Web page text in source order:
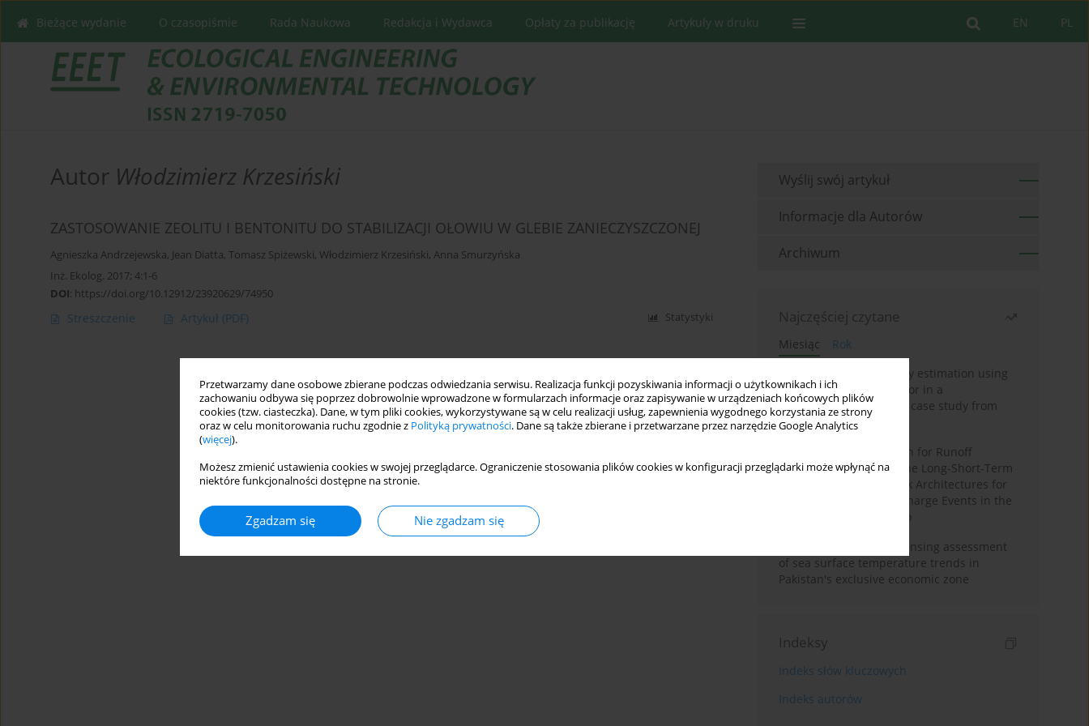
Przetwarzamy dane osobowe zbierane podczas odwiedzania serwisu. Realizacja funkcji pozyskiwania informacji o użytkownikach i ich
zachowaniu odbywa się poprzez dobrowolnie wprowadzone w formularzach informacje oraz zapisywanie w urządzeniach końcowych plików
cookies (tzw. ciasteczka). Dane, w tym pliki cookies, wykorzystywane są w celu realizacji usług, zapewnienia wygodnego korzystania ze strony
oraz w celu monitorowania ruchu zgodnie z Polityką prywatności. Dane są także zbierane i przetwarzane przez narzędzie Google Analytics
(więcej).
Możesz zmienić ustawienia cookies w swojej przeglądarce. Ograniczenie stosowania plików cookies w konfiguracji przeglądarki może wpłynąć na
niektóre funkcjonalności dostępne na stronie.
Zgadzam się Nie zgadzam się
PL
EN
Bieżące wydanie O czasopiśmie Rada Naukowa Redakcja i Wydawca Opłaty za publikację Artykuły w druku
Autor Włodzimierz Krzesiński
ZASTOSOWANIE ZEOLITU I BENTONITU DO STABILIZACJI OŁOWIU W GLEBIE ZANIECZYSZCZONEJ
Agnieszka Andrzejewska, Jean Diatta, Tomasz Spiżewski, Włodzimierz Krzesiński, Anna Smurzyńska
Inż. Ekolog. 2017; 4:1-6
DOI: https://doi.org/10.12912/23920629/74950
Streszczenie Artykuł (PDF) Statystyki
Wyślij swój artykuł
Informacje dla Autorów
Archiwum
Najczęściej czytane
Miesiąc
Rok
Improving soil erodibility estimation using
a plasticity-based K factor in a
Mediterranean basin: A case study from
northern Morocco
Deep Learning Approach for Runoff
Prediction: Evaluating the Long-Short-Term
Memory Neural Network Architectures for
Capturing Extreme Discharge Events in the
Ouergha Basin, Morocco
A two-decade remote sensing assessment
of sea surface temperature trends in
Pakistan's exclusive economic zone
Indeksy
Indeks słów kluczowych
Indeks autorów